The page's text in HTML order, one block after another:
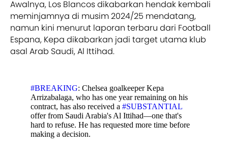
Awalnya, Los Blancos dikabarkan hendak kembali
meminjamnya di musim 2024/25 mendatang,
namun kini menurut laporan terbaru dari Football
Espana, Kepa dikabarkan jadi target utama klub
asal Arab Saudi, Al Ittihad.
#BREAKING: Chelsea goalkeeper Kepa
Arrizabalaga, who has one year remaining on his
contract, has also received a #SUBSTANTIAL
offer from Saudi Arabia's Al Ittihad—one that's
hard to refuse. He has requested more time before
making a decision.